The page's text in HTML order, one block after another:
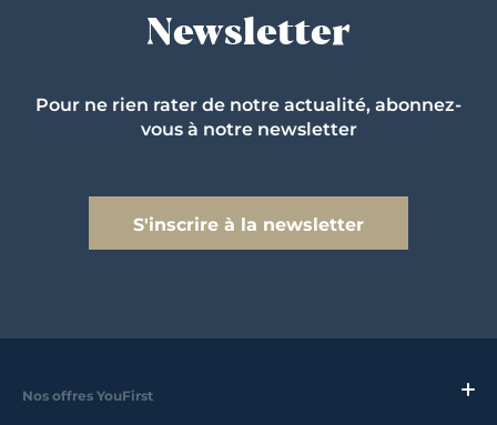
Newsletter
Pour ne rien rater de notre actualité, abonnez-
vous à notre newsletter
S'inscrire à la newsletter
Nos offres YouFirst